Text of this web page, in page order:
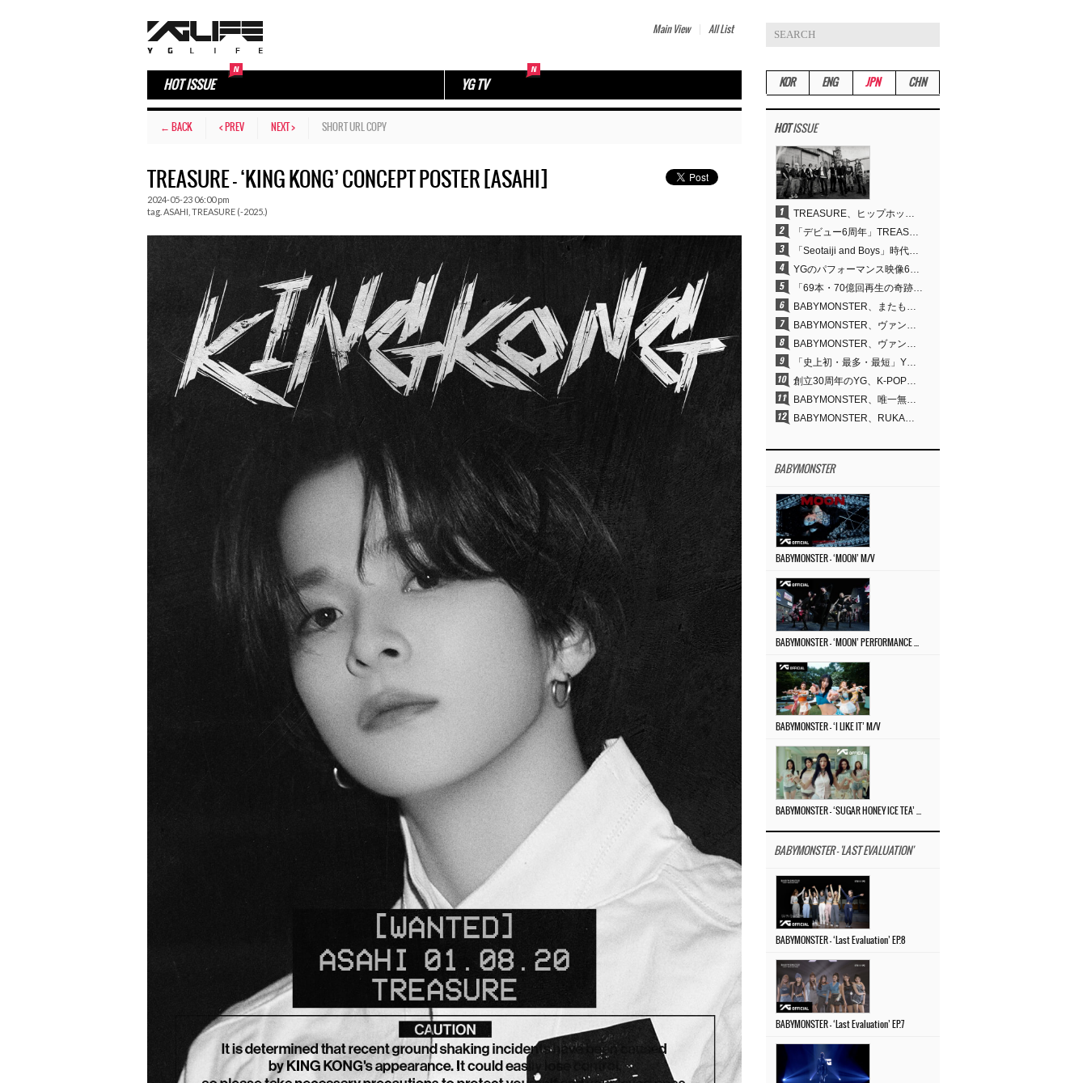
Main View All List
HOT ISSUE YG TV
← BACK < PREV NEXT > SHORT URL COPY
TREASURE – ‘KING KONG’ CONCEPT POSTER [ASAHI]
2024-05-23 06:00 pm
tag. ASAHI TREASURE (-2025.)
KOR ENG JPN CHN
HOTISSUE
TREASURE、ヒップホップ路線への転換が的中…デビュー6周年でさらなる飛躍
「デビュー6周年」TREASURE、圧倒的な実力で証明した「YGの宝」の真価
「Seotaiji and Boys」時代から培ったダンスDNA…YANG HYUN SUK、YGのパフォーマンスビデオ70億回再生の原点
YGのパフォーマンス映像69本が累計70億回再生…YANG HYUN SUKの制作哲学が実を結ぶ
「69本・70億回再生の奇跡」YANG HYUN SUK、YGのパフォーマンスビデオを100％自ら手掛けた理由
BABYMONSTER、またも快挙…YouTubeワールドワイドトレンドで1位に
BABYMONSTER、ヴァンパイアに大胆変身…YouTubeトレンド1位を獲得
BABYMONSTER、ヴァンパイアに変身…「MOON」で3か月にわたるプロジェクトを締めくくる
「史上初・最多・最短」YG、30年の揺るぎない信念が切り開いたK-POPツアーの新境地
創立30周年のYG、K-POP公演界に何を残したのか
BABYMONSTER、唯一無二のビジュアルと圧倒的な表現力…『MOON』
BABYMONSTER、RUKA＆CHIQUITAの「MOON」ビジュアルを公開…洗練されたカリスマ性・ユニークなビジュアル
BABYMONSTER
BABYMONSTER – ‘MOON’ M/V
BABYMONSTER – ‘I LIKE IT’ M/V
BABYMONSTER - 'LAST EVALUATION'
BABYMONSTER – ‘Last Evaluation’ EP.8
BABYMONSTER – ‘Last Evaluation’ EP.7